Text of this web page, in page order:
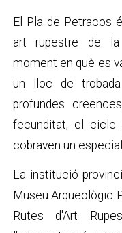
El Pla de Petracos
art rupestre de la
moment en què es
un lloc de
profundes
fecunditat, el cicle
cobraven un
La institució
Museu Arqueològic
Rutes d'Art